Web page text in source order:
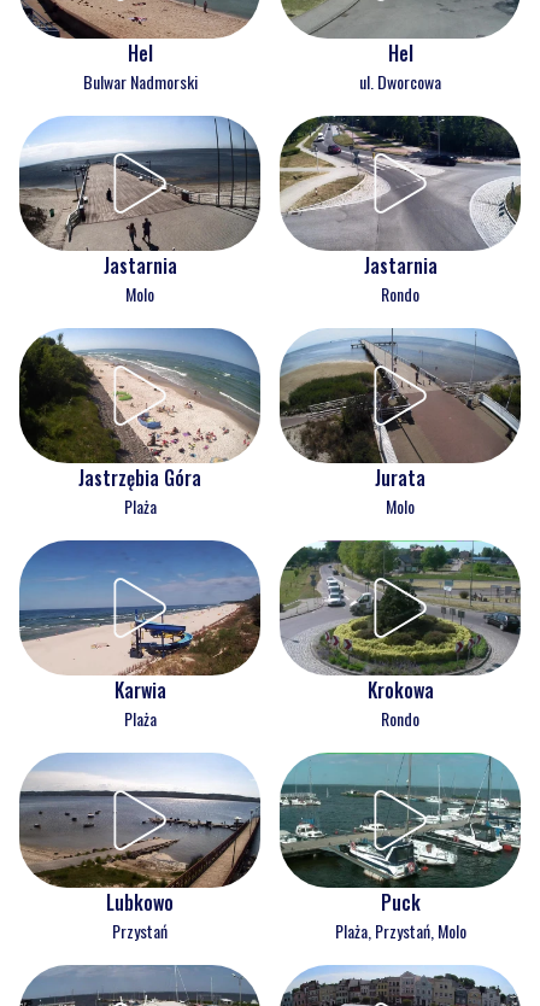
Hel
Bulwar Nadmorski
Hel
ul. Dworcowa
Jastarnia
Molo
Jastarnia
Rondo
Jastrzębia Góra
Plaża
Jurata
Molo
Karwia
Plaża
Krokowa
Rondo
Lubkowo
Przystań
Puck
Plaża, Przystań, Molo